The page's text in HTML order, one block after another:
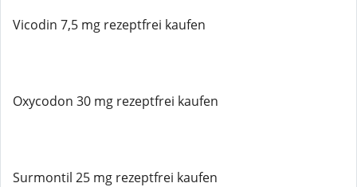
Vicodin 7,5 mg rezeptfrei kaufen
Oxycodon 30 mg rezeptfrei kaufen
Surmontil 25 mg rezeptfrei kaufen